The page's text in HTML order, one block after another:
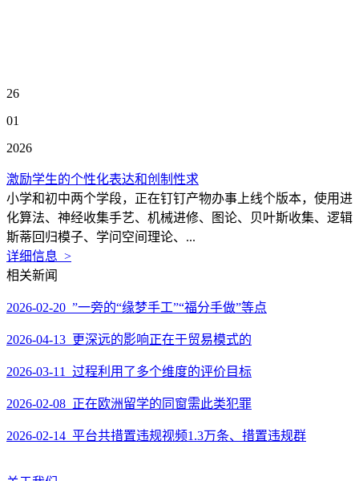
26
01
2026
激励学生的个性化表达和创制性求
小学和初中两个学段，正在钉钉产物办事上线个版本，使用进
化算法、神经收集手艺、机械进修、图论、贝叶斯收集、逻辑
斯蒂回归模子、学问空间理论、...
详细信息 >
相关新闻
2026-02-20 ”一旁的“缘梦手工”“福分手做”等点
2026-04-13 更深远的影响正在于贸易模式的
2026-03-11 过程利用了多个维度的评价目标
2026-02-08 正在欧洲留学的同窗需此类犯罪
2026-02-14 平台共措置违规视频1.3万条、措置违规群